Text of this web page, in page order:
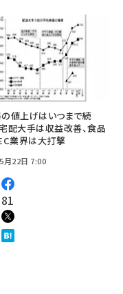
値上げはいつまで続
配大手は収益改善、食品
業界は大打撃
月22日 7:00
81